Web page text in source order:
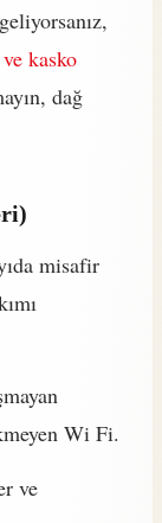
kasko
dağ
misafir
Wi Fi.
ve